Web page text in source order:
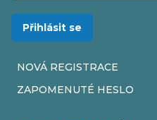
Přihlásit se
NOVÁ REGISTRACE
ZAPOMENUTÉ HESLO